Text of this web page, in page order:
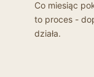
Co miesiąc
to proces -
działa.